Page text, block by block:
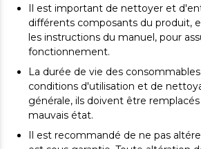
Il est important de nettoyer et
différents composants du produit,
les instructions du manuel, pour
fonctionnement.
La durée de vie des
conditions d'utilisation et de
générale, ils doivent être
mauvais état.
Il est recommandé de ne pas